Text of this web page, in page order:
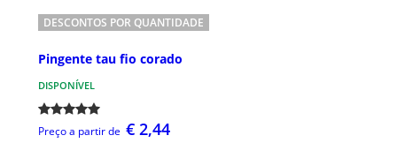
DESCONTOS POR QUANTIDADE
Pingente tau fio corado
DISPONÍVEL
Preço a partir de € 2,44